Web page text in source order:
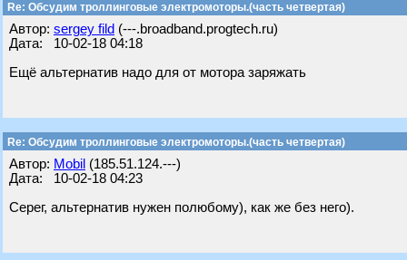
Re: Обсудим троллинговые электромоторы.(часть четвертая)
Автор: sergey fild (---.broadband.progtech.ru)
Дата: 10-02-18 04:18
Ещё альтернатив надо для от мотора заряжать
Re: Обсудим троллинговые электромоторы.(часть четвертая)
Автор: Mobil (185.51.124.---)
Дата: 10-02-18 04:23
Серег, альтернатив нужен полюбому), как же без него).